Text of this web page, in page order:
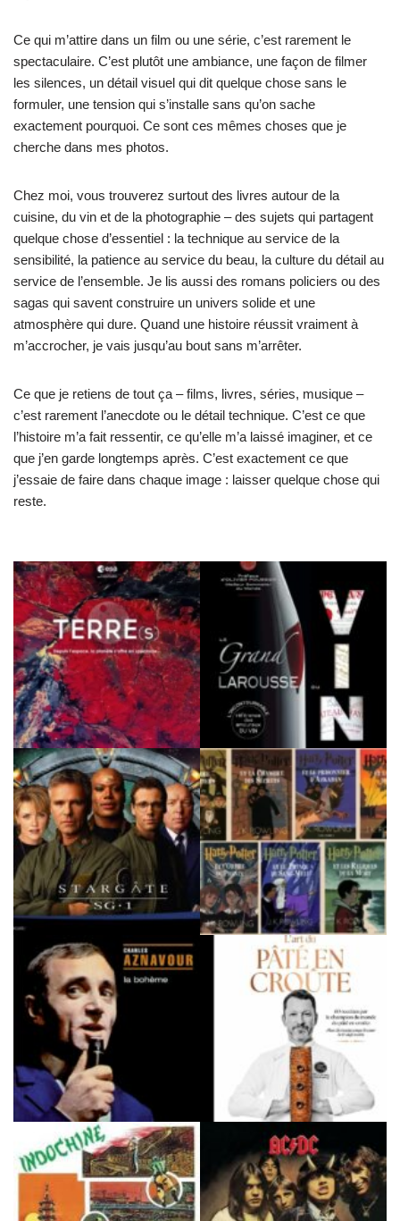
Ce qui m’attire dans un film ou une série, c’est rarement le
spectaculaire. C’est plutôt une ambiance, une façon de filmer
les silences, un détail visuel qui dit quelque chose sans le
formuler, une tension qui s’installe sans qu’on sache
exactement pourquoi. Ce sont ces mêmes choses que je
cherche dans mes photos.
Chez moi, vous trouverez surtout des livres autour de la
cuisine, du vin et de la photographie – des sujets qui partagent
quelque chose d’essentiel : la technique au service de la
sensibilité, la patience au service du beau, la culture du détail au
service de l’ensemble. Je lis aussi des romans policiers ou des
sagas qui savent construire un univers solide et une
atmosphère qui dure. Quand une histoire réussit vraiment à
m’accrocher, je vais jusqu’au bout sans m’arrêter.
Ce que je retiens de tout ça – films, livres, séries, musique –
c’est rarement l’anecdote ou le détail technique. C’est ce que
l’histoire m’a fait ressentir, ce qu’elle m’a laissé imaginer, et ce
que j’en garde longtemps après. C’est exactement ce que
j’essaie de faire dans chaque image : laisser quelque chose qui
reste.